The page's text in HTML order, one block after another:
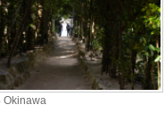
Okinawa